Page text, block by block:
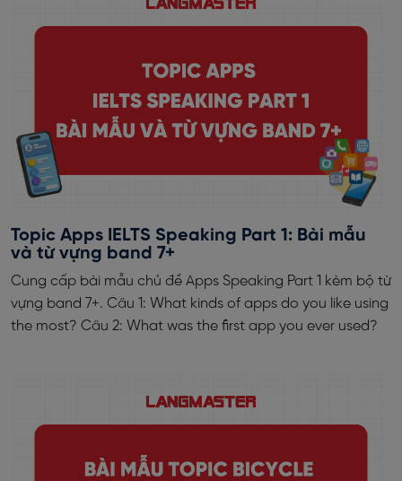
Topic Apps IELTS Speaking Part 1: Bài mẫu
và từ vựng band 7+
Cung cấp bài mẫu chủ đề Apps Speaking Part 1 kèm bộ từ
vựng band 7+. Câu 1: What kinds of apps do you like using
the most? Câu 2: What was the first app you ever used?